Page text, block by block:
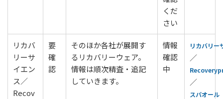
くだ
さい
リカバ
リーサ
イエン
ス／
Recov
要
確
認
そのほか各社が展開す
るリカバリーウェア。
情報は順次精査・追記
していきます。
情報
確認
中
リカバリー
／
／
スパオール